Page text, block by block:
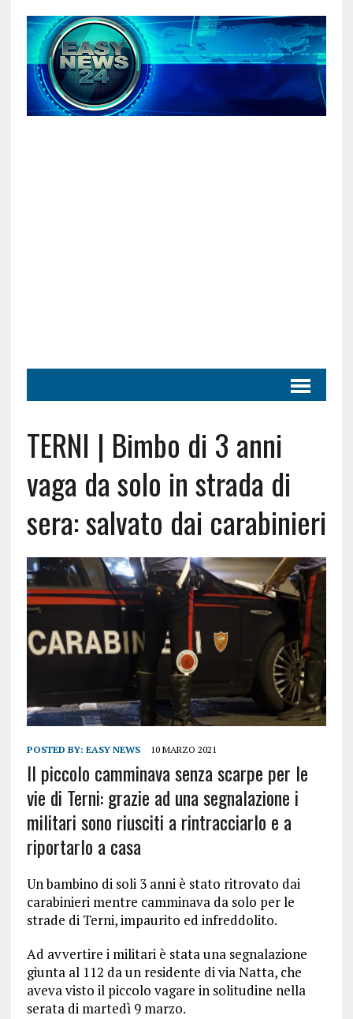
TERNI | Bimbo di 3 anni
vaga da solo in strada di
sera: salvato dai carabinieri
POSTED BY: EASY NEWS 10 MARZO 2021
Il piccolo camminava senza scarpe per le
vie di Terni: grazie ad una segnalazione i
militari sono riusciti a rintracciarlo e a
riportarlo a casa
Un bambino di soli 3 anni è stato ritrovato dai
carabinieri mentre camminava da solo per le
strade di Terni, impaurito ed infreddolito.
Ad avvertire i militari è stata una segnalazione
giunta al 112 da un residente di via Natta, che
aveva visto il piccolo vagare in solitudine nella
serata di martedì 9 marzo.